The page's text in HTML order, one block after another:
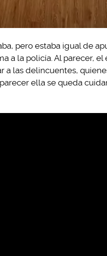
pero estaba igual de
a la policía. Al parecer,
a las delincuentes,
ella se queda